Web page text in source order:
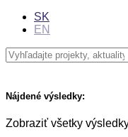
SK
EN
Nájdené výsledky:
Zobraziť všetky